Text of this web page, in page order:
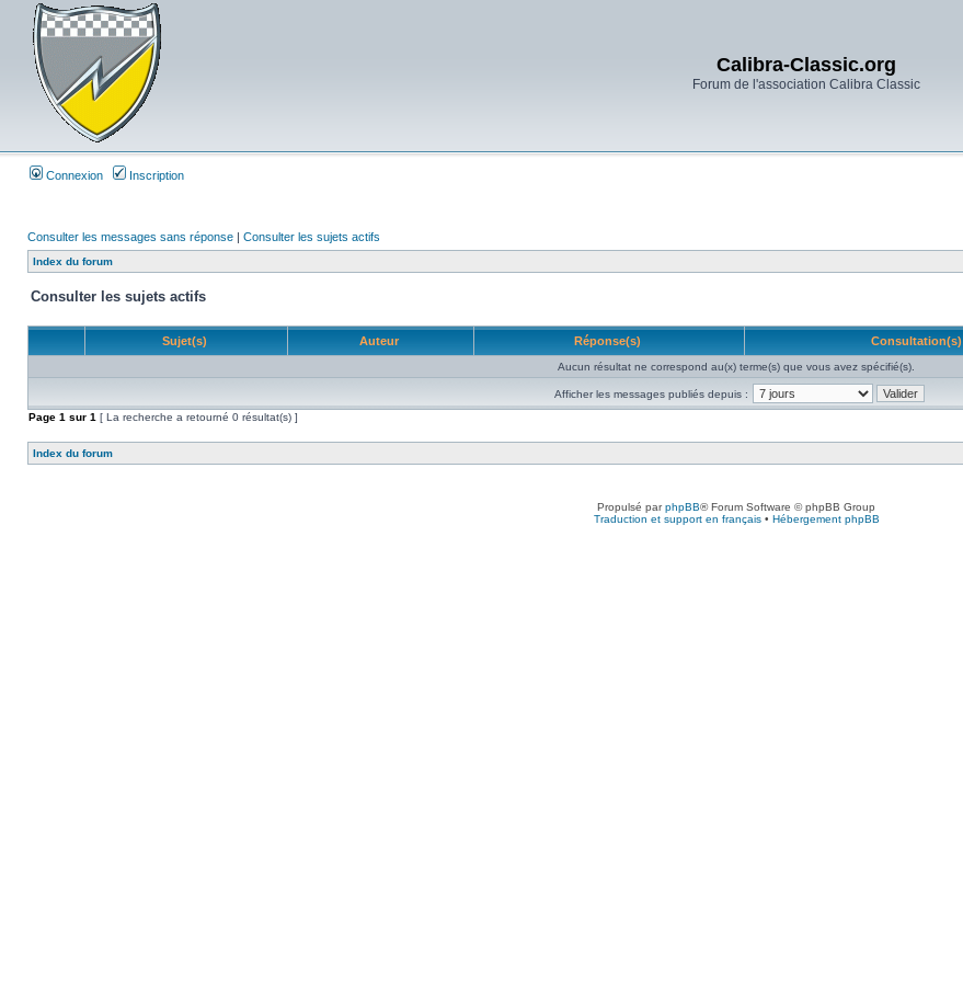
Calibra-Classic.org
Forum de l'association Calibra Classic
Connexion Inscription
Consulter les messages sans réponse | Consulter les sujets actifs
Index du forum
Consulter les sujets actifs
Sujet(s) Auteur Réponse(s) Consultation(s)
Aucun résultat ne correspond au(x) terme(s) que vous avez spécifié(s).
Afficher les messages publiés depuis :
Page 1 sur 1 [ La recherche a retourné 0 résultat(s) ]
Index du forum
Propulsé parphpBB® Forum Software © phpBB Group
Traduction et support en français• Hébergement phpBB